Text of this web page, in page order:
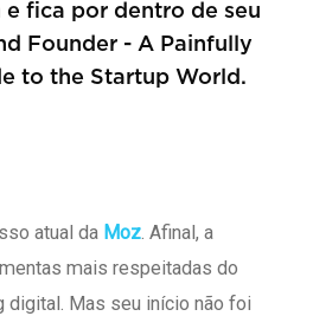
e fica por dentro de seu
Founder - A Painfully
to the Startup World.
atual da Moz. Afinal, a
mais respeitadas do
digital. Mas seu início não foi